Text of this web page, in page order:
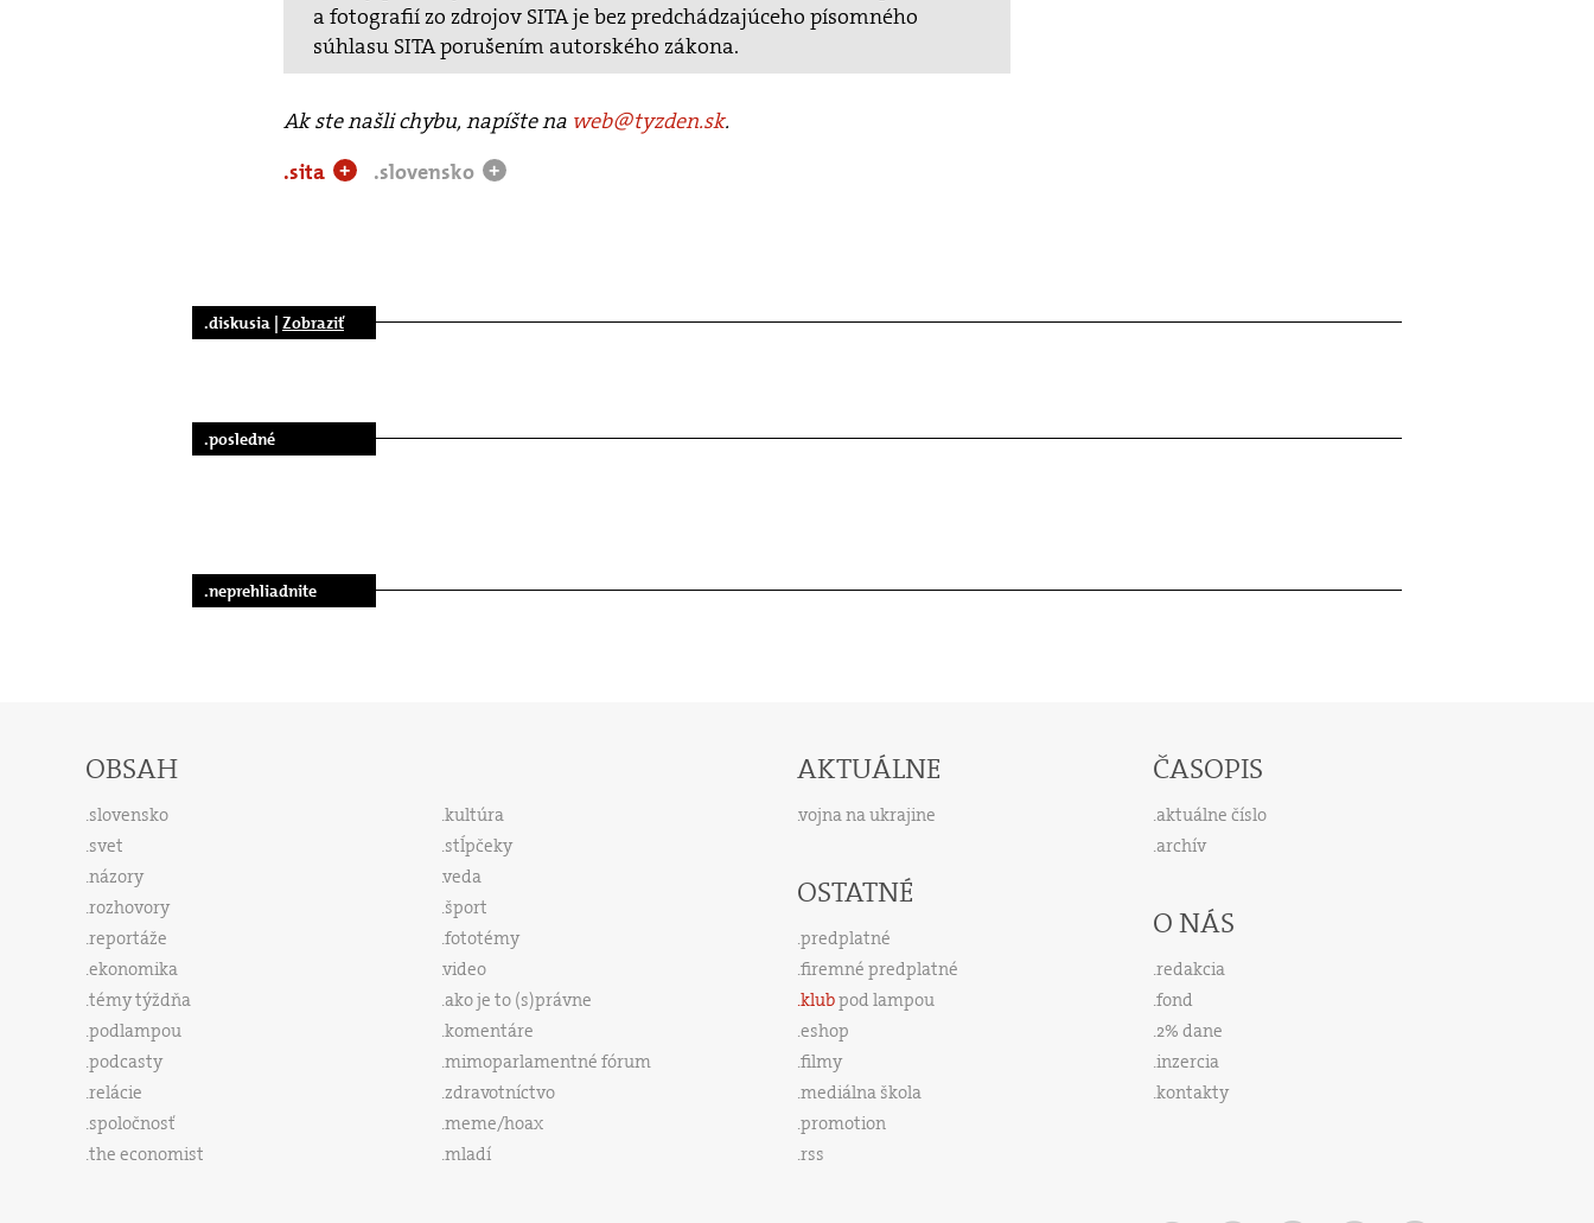
a fotografií zo zdrojov SITA je bez predchádzajúceho písomného
súhlasu SITA porušením autorského zákona.
Ak ste našli chybu, napíšte na web@tyzden.sk.
.sita
+ .slovensko +
.diskusia | Zobraziť
.posledné
.neprehliadnite
OBSAH
slovensko
svet
názory
rozhovory
reportáže
ekonomika
témy týždňa
podlampou
podcasty
relácie
spoločnosť
the economist
kultúra
stĺpčeky
veda
šport
fototémy
video
ako je to (s)právne
komentáre
mimoparlamentné fórum
zdravotníctvo
meme/hoax
mladí
AKTUÁLNE
vojna na ukrajine
OSTATNÉ
predplatné
firemné predplatné
klubpod lampou
eshop
filmy
mediálna škola
promotion
rss
ČASOPIS
aktuálne číslo
archív
O NÁS
redakcia
fond
2% dane
inzercia
kontakty